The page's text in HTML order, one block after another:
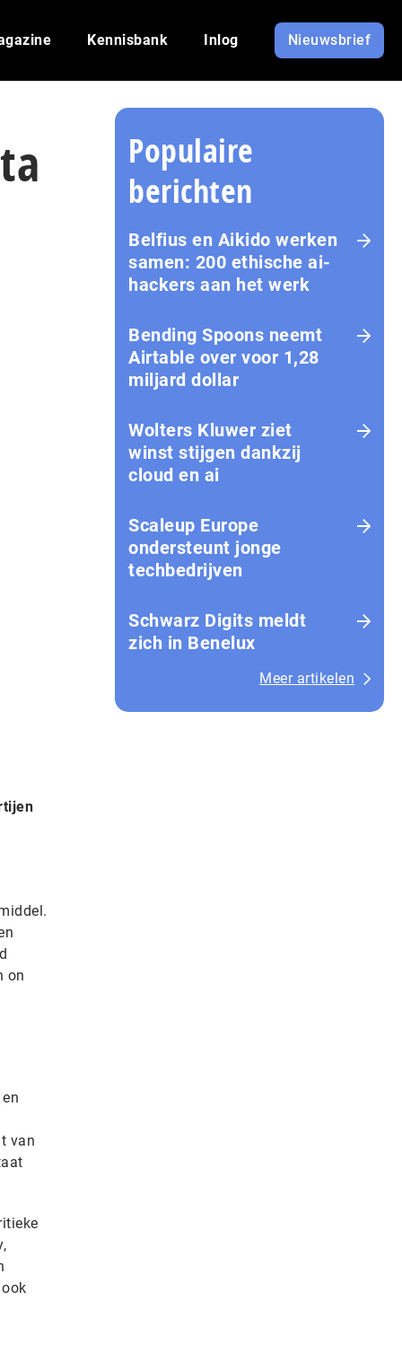
Kennisbank Inlog Nieuwsbrief
on
van
Populaire
berichten
Belfius en Aikido werken
samen: 200 ethische ai-
hackers aan het werk
Bending Spoons neemt
Airtable over voor 1,28
miljard dollar
Wolters Kluwer ziet
winst stijgen dankzij
cloud en ai
Scaleup Europe
ondersteunt jonge
techbedrijven
Schwarz Digits meldt
zich in Benelux
Meer artikelen